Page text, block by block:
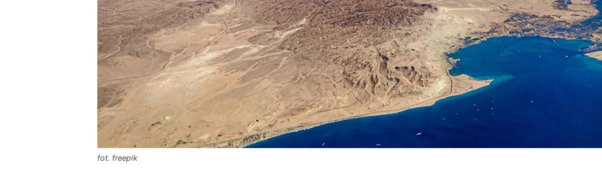
fot. freepik